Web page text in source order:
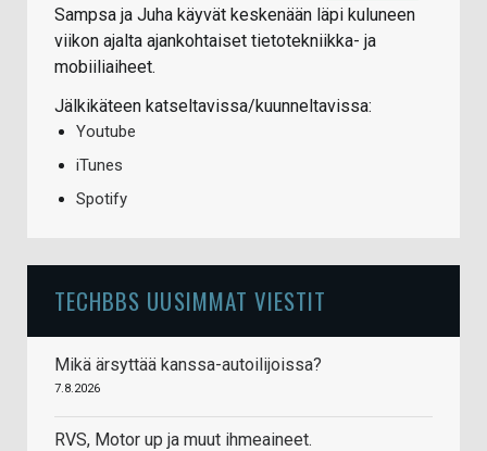
Sampsa ja Juha käyvät keskenään läpi kuluneen
viikon ajalta ajankohtaiset tietotekniikka- ja
mobiiliaiheet.
Jälkikäteen katseltavissa/kuunneltavissa:
Youtube
iTunes
Spotify
TECHBBS UUSIMMAT VIESTIT
Mikä ärsyttää kanssa-autoilijoissa?
7.8.2026
RVS, Motor up ja muut ihmeaineet.